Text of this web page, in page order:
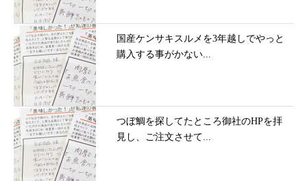
国産ケンサキスルメを3年越しでやっと
購入する事がかない...
つぼ鯛を探してたところ御社のHPを拝
見し、ご注文させて...